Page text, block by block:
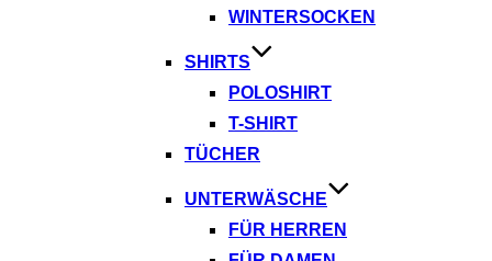
WINTERSOCKEN
SHIRTS
POLOSHIRT
T-SHIRT
TÜCHER
UNTERWÄSCHE
FÜR HERREN